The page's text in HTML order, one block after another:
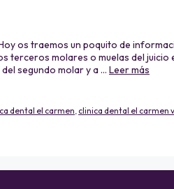
Hoy os traemos un poquito de
terceros molares o muelas del juicio
segundo molar y a … Leer más
dental el carmen clinica dental el carmen